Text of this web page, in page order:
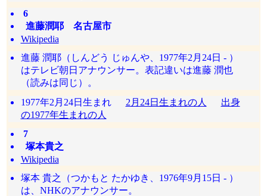
6
進藤潤耶 名古屋市
Wikipedia
進藤 潤耶（しんどう じゅんや、1977年2月24日 - ）
はテレビ朝日アナウンサー。表記違いは進藤 潤也
（読みは同じ）。
1977年2月24日生まれ 2月24日生まれの人
出身
の1977年生まれの人
7
塚本貴之
Wikipedia
塚本 貴之（つかもと たかゆき、1976年9月15日 - ）
は、NHKのアナウンサー。